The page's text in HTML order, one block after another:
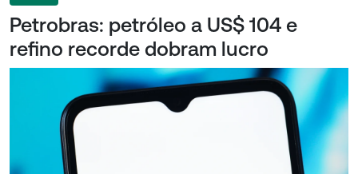
Petrobras: petróleo a US$ 104 e
refino recorde dobram lucro